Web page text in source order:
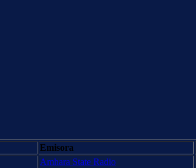
Emisora
Amhara State Radio